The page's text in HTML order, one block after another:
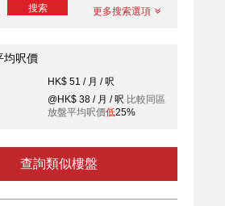
搜索 更多搜索選項
均呎價
HK$ 51 / 月 / 呎
@HK$ 38 / 月 / 呎 比較同區
放盤平均呎價低25%
查詢類似樓盤